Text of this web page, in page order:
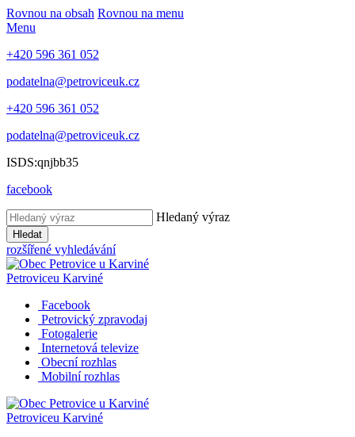
Rovnou na obsah Rovnou na menu
Menu
+420 596 361 052
podatelna@petroviceuk.cz
+420 596 361 052
podatelna@petroviceuk.cz
ISDS:qnjbb35
facebook
Hledaný výraz
Hledat
rozšířené vyhledávání
Petroviceu Karviné
Facebook
Petrovický zpravodaj
Fotogalerie
Internetová televize
Obecní rozhlas
Mobilní rozhlas
Petroviceu Karviné